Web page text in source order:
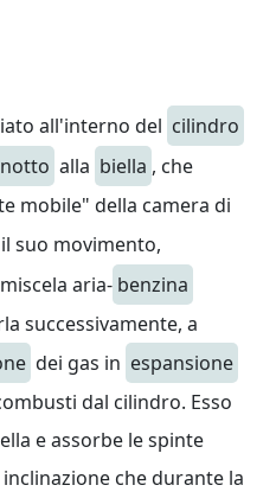
all'interno del cilindro
alla biella , che
mobile" della camera di
suo movimento,
aria- benzina
successivamente, a
dei gas in espansione
dal cilindro. Esso
e assorbe le spinte
che durante la